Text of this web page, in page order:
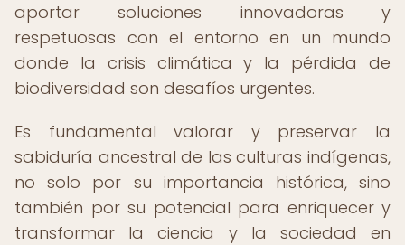
aportar soluciones innovadoras y
respetuosas con el entorno en un mundo
donde la crisis climática y la pérdida de
biodiversidad son desafíos urgentes.
Es fundamental valorar y preservar la
sabiduría ancestral de las culturas indígenas,
no solo por su importancia histórica, sino
también por su potencial para enriquecer y
transformar la ciencia y la sociedad en